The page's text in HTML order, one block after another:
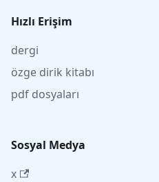
Hızlı Erişim
dergi
özge dirik kitabı
pdf dosyaları
Sosyal Medya
x